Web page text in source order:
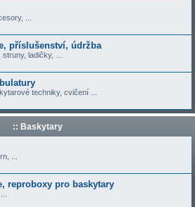
...
příslušenství, údržba
ladičky, ...
techniky, cvičení ...
:: Baskytary
...
reproboxy pro baskytary